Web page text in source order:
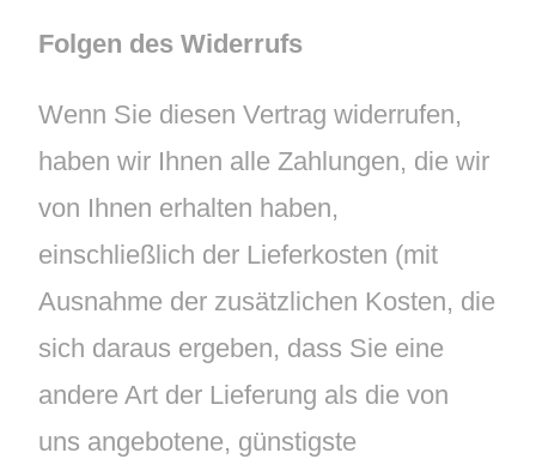
Folgen des Widerrufs
Wenn Sie diesen Vertrag widerrufen,
haben wir Ihnen alle Zahlungen, die wir
von Ihnen erhalten haben,
einschließlich der Lieferkosten (mit
Ausnahme der zusätzlichen Kosten, die
sich daraus ergeben, dass Sie eine
andere Art der Lieferung als die von
uns angebotene, günstigste